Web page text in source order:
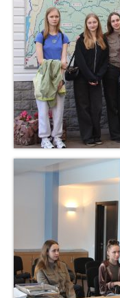
Прес-центр
Новини
Анонси
Басейнова рада
ПУРБ